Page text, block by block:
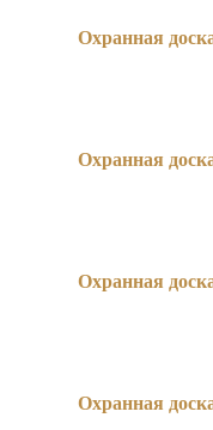
Охранная
Охранная
Охранная
Охранная